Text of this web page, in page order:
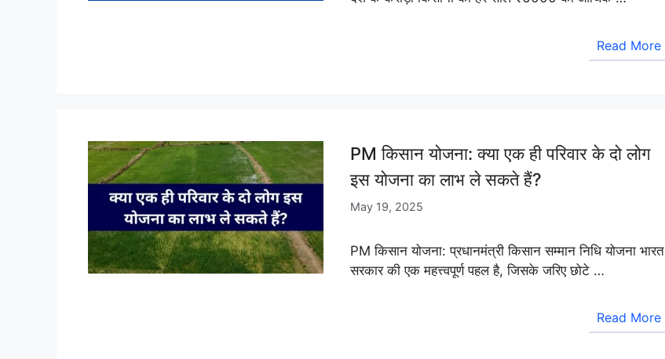
Read More
PM किसान योजना: क्या एक ही परिवार के दो लोग
इस योजना का लाभ ले सकते हैं?
May 19, 2025
PM किसान योजना: प्रधानमंत्री किसान सम्मान निधि योजना भारत
सरकार की एक महत्त्वपूर्ण पहल है, जिसके जरिए छोटे …
Read More